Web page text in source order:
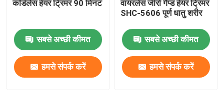
कॉर्डलेस हेयर ट्रिमर 90 मिनट
सबसे अच्छी कीमत
हमसे संपर्क करें
वायरलेस जीरो गैप्ड हेयर ट्रिमर
SHC-5606 पूर्ण धातु शरीर
सबसे अच्छी कीमत
हमसे संपर्क करें